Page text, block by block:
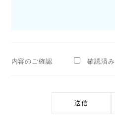
内容のご確認 確認済み